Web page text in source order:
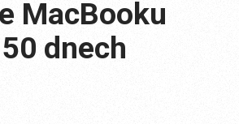
MacBooku
dnech